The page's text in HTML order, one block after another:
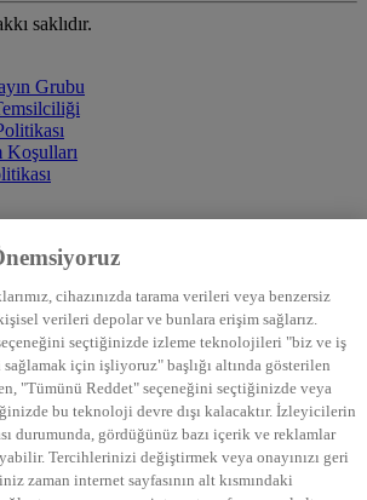
saklıdır.
Grubu
Koşulları
TV
cihazınızda tarama verileri veya benzersiz
verileri depolar ve bunlara erişim sağlarız.
seçtiğinizde izleme teknolojileri "biz ve iş
sağlamak için işliyoruz" başlığı altında gösterilen
"Tümünü Reddet" seçeneğini seçtiğinizde veya
bu teknoloji devre dışı kalacaktır. İzleyicilerin
durumunda, gördüğünüz bazı içerik ve reklamlar
Tercihlerinizi değiştirmek veya onayınızı geri
zaman internet sayfasının alt kısmındaki